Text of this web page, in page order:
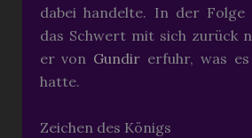
dabei handelte. In der
das Schwert mit sich zurück
er von Gundir erfuhr, was
hatte.
Zeichen des Königs